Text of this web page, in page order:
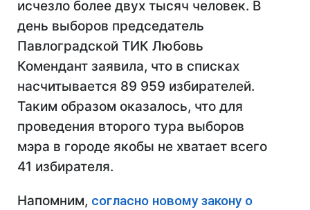
исчезло более двух тысяч человек. В
день выборов председатель
Павлоградской ТИК Любовь
Комендант заявила, что в списках
насчитывается 89 959 избирателей.
Таким образом оказалось, что для
проведения второго тура выборов
мэра в городе якобы не хватает всего
41 избирателя.
Напомним, согласно новому закону о